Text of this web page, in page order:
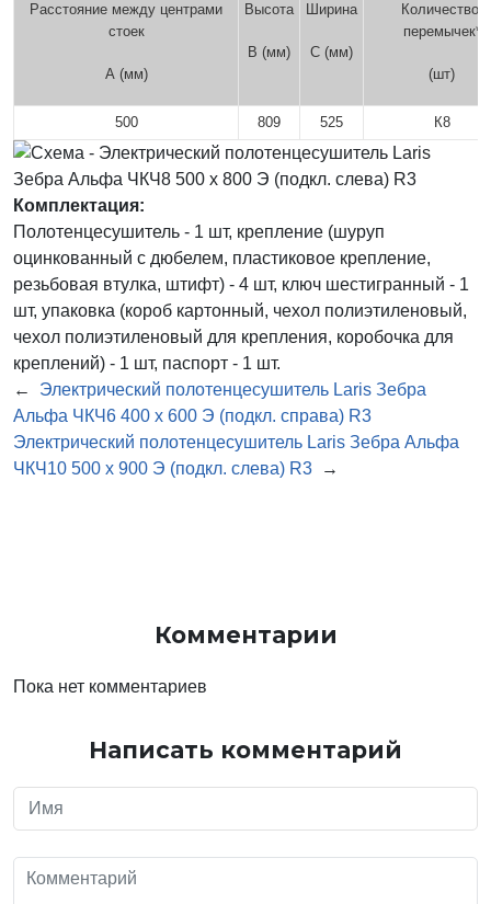
Расстояние между центрами
стоек
А (мм)
Высота
В (мм)
Ширина
С (мм)
Количество
перемычек*
(шт)
500 809 525 К8
Комплектация:
Полотенцесушитель - 1 шт, крепление (шуруп
оцинкованный с дюбелем, пластиковое крепление,
резьбовая втулка, штифт) - 4 шт, ключ шестигранный - 1
шт, упаковка (короб картонный, чехол полиэтиленовый,
чехол полиэтиленовый для крепления, коробочка для
креплений) - 1 шт, паспорт - 1 шт.
← Электрический полотенцесушитель Laris Зебра
Альфа ЧКЧ6 400 х 600 Э (подкл. справа) R3
Электрический полотенцесушитель Laris Зебра Альфа
ЧКЧ10 500 х 900 Э (подкл. слева) R3
→
Комментарии
Пока нет комментариев
Написать комментарий